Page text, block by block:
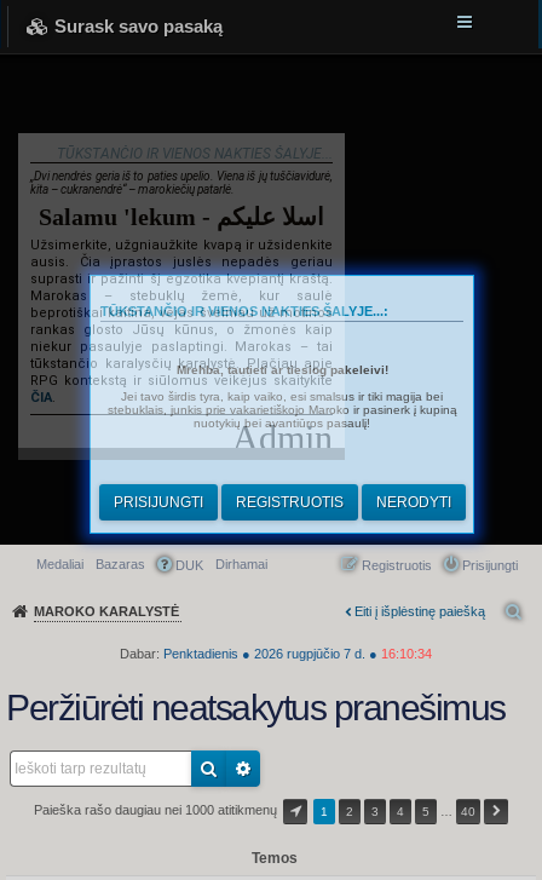
Surask savo pasaką
TŪKSTANČIO IR VIENOS NAKTIES ŠALYJE...
„Dvi nendrės geria iš to paties upelio. Viena iš jų tuščiavidurė,
kita – cukranendrė“ – marokiečių patarlė.
Salamu 'lekum - اسلا عليكم
Užsimerkite, užgniaužkite kvapą ir užsidenkite
ausis. Čia įprastos juslės nepadės geriau
suprasti ir pažinti šį egzotika kvepiantį kraštą.
Marokas – stebuklų žemė, kur saulė
beprotiškai kaitina, vėjas švelniau už motinos
rankas glosto Jūsų kūnus, o žmonės kaip
niekur pasaulyje paslaptingi. Marokas – tai
tūkstančio karalysčių karalystė. Plačiau apie
RPG kontekstą ir siūlomus veikėjus skaitykite
ČIA.
Admin
Greitasis meniu
Medaliai Bazaras DUK Dirhamai Prisijungti
Registruotis
MAROKO KARALYSTĖ Eiti į išplėstinę paiešką
Dabar: Penktadienis ● 2026 rugpjūčio 7 d. ● 16:10:34
TŪKSTANČIO IR VIENOS NAKTIES ŠALYJE...:
Mrehba, tautieti ar tiesiog pakeleivi!
Jei tavo širdis tyra, kaip vaiko, esi smalsus ir tiki magija bei
stebuklais, junkis prie vakarietiškojo Maroko ir pasinerk į kupiną
nuotykių bei avantiūros pasaulį!
PRISIJUNGTI REGISTRUOTIS NERODYTI
Peržiūrėti neatsakytus pranešimus
Paieška rašo daugiau nei 1000 atitikmenų 1 2 3 4 5 40
Temos